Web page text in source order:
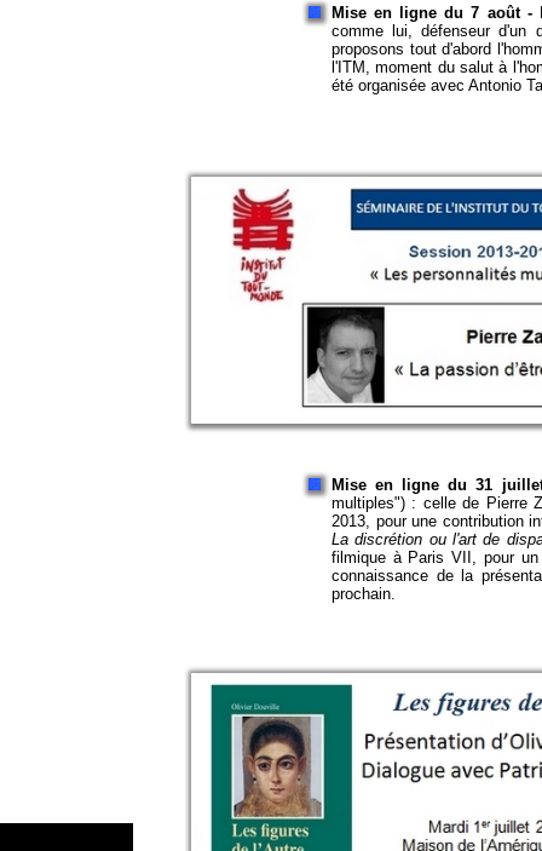
Mise en ligne du 31
multiples") : celle de Pierre
2013, pour une contribution
La discrétion ou l'art de
filmique à Paris VII, pour
connaissance de la
prochain.
Mise en ligne du 7 août -
comme lui, défenseur d'un
proposons tout d'abord
l'ITM, moment du salut à
été organisée avec Antonio